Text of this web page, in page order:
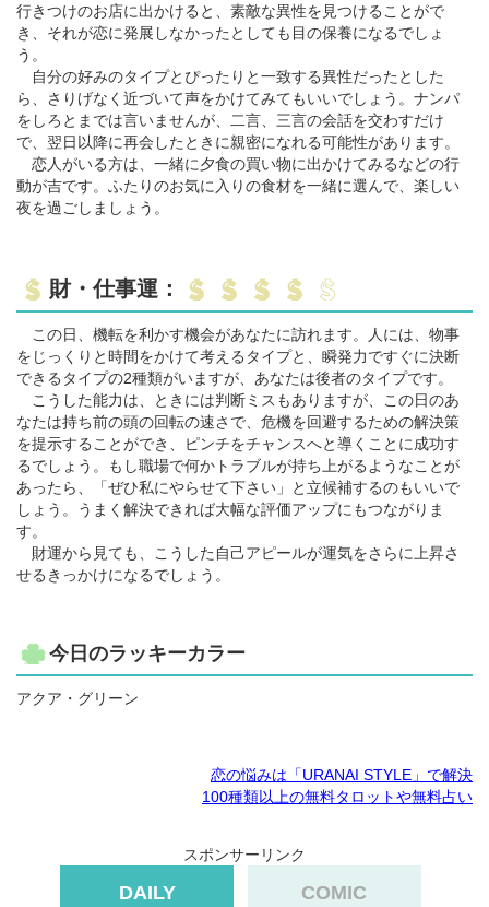
行きつけのお店に出かけると、素敵な異性を見つけることがで
き、それが恋に発展しなかったとしても目の保養になるでしょ
う。
自分の好みのタイプとぴったりと一致する異性だったとした
ら、さりげなく近づいて声をかけてみてもいいでしょう。ナンパ
をしろとまでは言いませんが、二言、三言の会話を交わすだけ
で、翌日以降に再会したときに親密になれる可能性があります。
恋人がいる方は、一緒に夕食の買い物に出かけてみるなどの行
動が吉です。ふたりのお気に入りの食材を一緒に選んで、楽しい
夜を過ごしましょう。
財・仕事運：
この日、機転を利かす機会があなたに訪れます。人には、物事
をじっくりと時間をかけて考えるタイプと、瞬発力ですぐに決断
できるタイプの2種類がいますが、あなたは後者のタイプです。
こうした能力は、ときには判断ミスもありますが、この日のあ
なたは持ち前の頭の回転の速さで、危機を回避するための解決策
を提示することができ、ピンチをチャンスへと導くことに成功す
るでしょう。もし職場で何かトラブルが持ち上がるようなことが
あったら、「ぜひ私にやらせて下さい」と立候補するのもいいで
しょう。うまく解決できれば大幅な評価アップにもつながりま
す。
財運から見ても、こうした自己アピールが運気をさらに上昇さ
せるきっかけになるでしょう。
今日のラッキーカラー
アクア・グリーン
恋の悩みは「URANAI STYLE」で解決
100種類以上の無料タロットや無料占い
スポンサーリンク
DAILY COMIC